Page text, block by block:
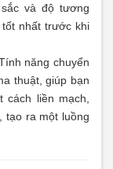
và độ tương
nhất trước khi
năng chuyển
thuật, giúp bạn
liền mạch,
tạo ra một luồng